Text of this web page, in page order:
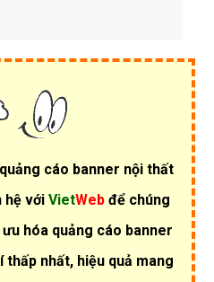
quảng cáo banner nội thất
hệ với VietWebđể chúng
hóa quảng cáo banner
nhất, hiệu quả mang